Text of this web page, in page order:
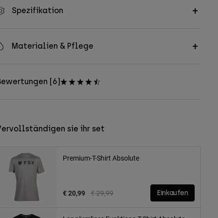
Spezifikation
Materialien & Pflege
[6]
sie ihr set
Premium-T-Shirt Absolute
Price reduced from
€ 29,99to
€ 20,99 Einkaufen